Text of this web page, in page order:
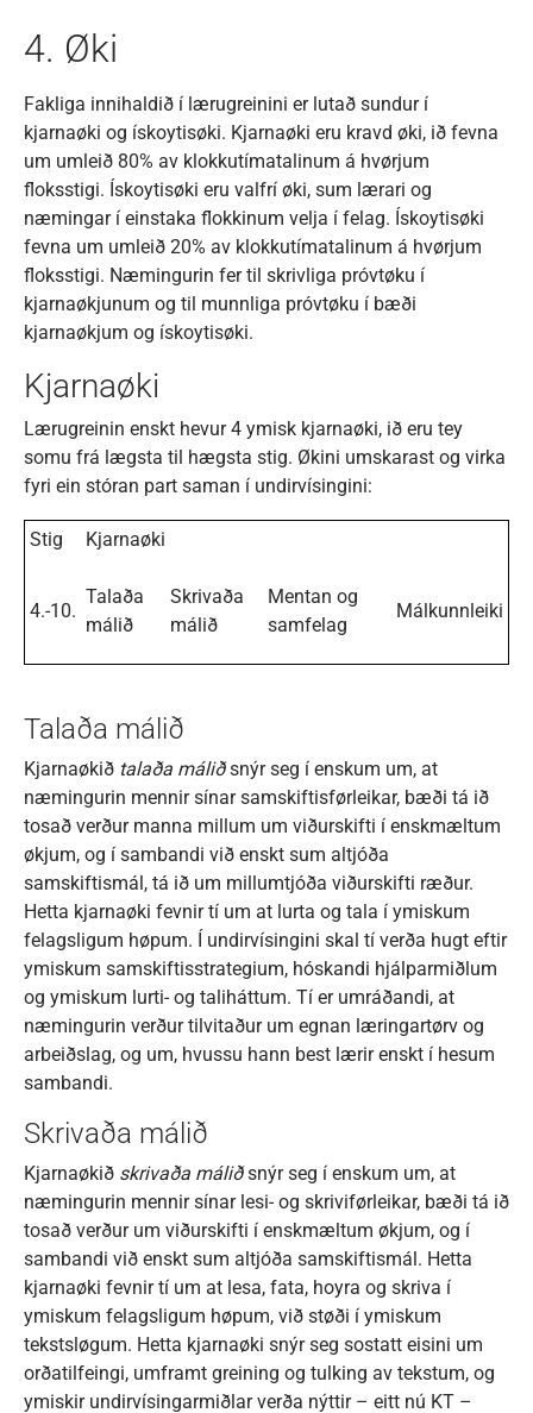
4. Øki
Fakliga innihaldið í lærugreinini er lutað sundur í
kjarnaøki og ískoytisøki. Kjarnaøki eru kravd øki, ið fevna
um umleið 80% av klokkutímatalinum á hvørjum
floksstigi. Ískoytisøki eru valfrí øki, sum lærari og
næmingar í einstaka flokkinum velja í felag. Ískoytisøki
fevna um umleið 20% av klokkutímatalinum á hvørjum
floksstigi. Næmingurin fer til skrivliga próvtøku í
kjarnaøkjunum og til munnliga próvtøku í bæði
kjarnaøkjum og ískoytisøki.
Kjarnaøki
Lærugreinin enskt hevur 4 ymisk kjarnaøki, ið eru tey
somu frá lægsta til hægsta stig. Økini umskarast og virka
fyri ein stóran part saman í undirvísingini:
Stig Kjarnaøki
4.-10.
Talaða
málið
Skrivaða
málið
Mentan og
samfelag
Málkunnleiki
Talaða málið
Kjarnaøkið talaða máliðsnýr seg í enskum um, at
næmingurin mennir sínar samskiftisførleikar, bæði tá ið
tosað verður manna millum um viðurskifti í enskmæltum
økjum, og í sambandi við enskt sum altjóða
samskiftismál, tá ið um millumtjóða viðurskifti ræður.
Hetta kjarnaøki fevnir tí um at lurta og tala í ymiskum
felagsligum høpum. Í undirvísingini skal tí verða hugt eftir
ymiskum samskiftisstrategium, hóskandi hjálparmiðlum
og ymiskum lurti- og taliháttum. Tí er umráðandi, at
næmingurin verður tilvitaður um egnan læringartørv og
arbeiðslag, og um, hvussu hann best lærir enskt í hesum
sambandi.
Skrivaða málið
Kjarnaøkið skrivaða máliðsnýr seg í enskum um, at
næmingurin mennir sínar lesi- og skriviførleikar, bæði tá ið
tosað verður um viðurskifti í enskmæltum økjum, og í
sambandi við enskt sum altjóða samskiftismál. Hetta
kjarnaøki fevnir tí um at lesa, fata, hoyra og skriva í
ymiskum felagsligum høpum, við støði í ymiskum
tekstsløgum. Hetta kjarnaøki snýr seg sostatt eisini um
orðatilfeingi, umframt greining og tulking av tekstum, og
ymiskir undirvísingarmiðlar verða nýttir – eitt nú KT –